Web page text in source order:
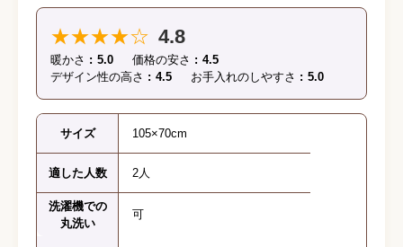
★★★★☆ 4.8
暖かさ 5.0 価格の安さ
4.5
デザイン性の高さ
4.5 お手入れのしやすさ 5.0
サイズ 105×70cm
適した人数 2人
洗濯機での
丸洗い
可